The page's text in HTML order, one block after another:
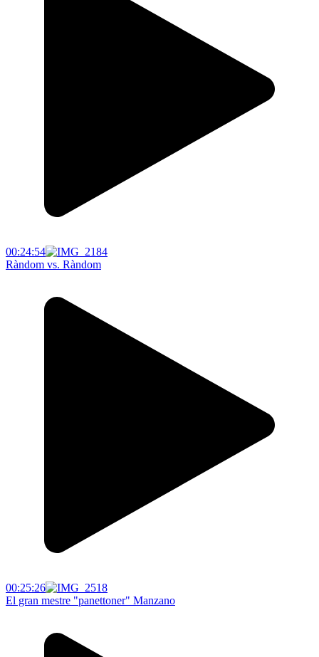
00:24:54
Ràndom vs. Ràndom
00:25:26
El gran mestre "panettoner" Manzano